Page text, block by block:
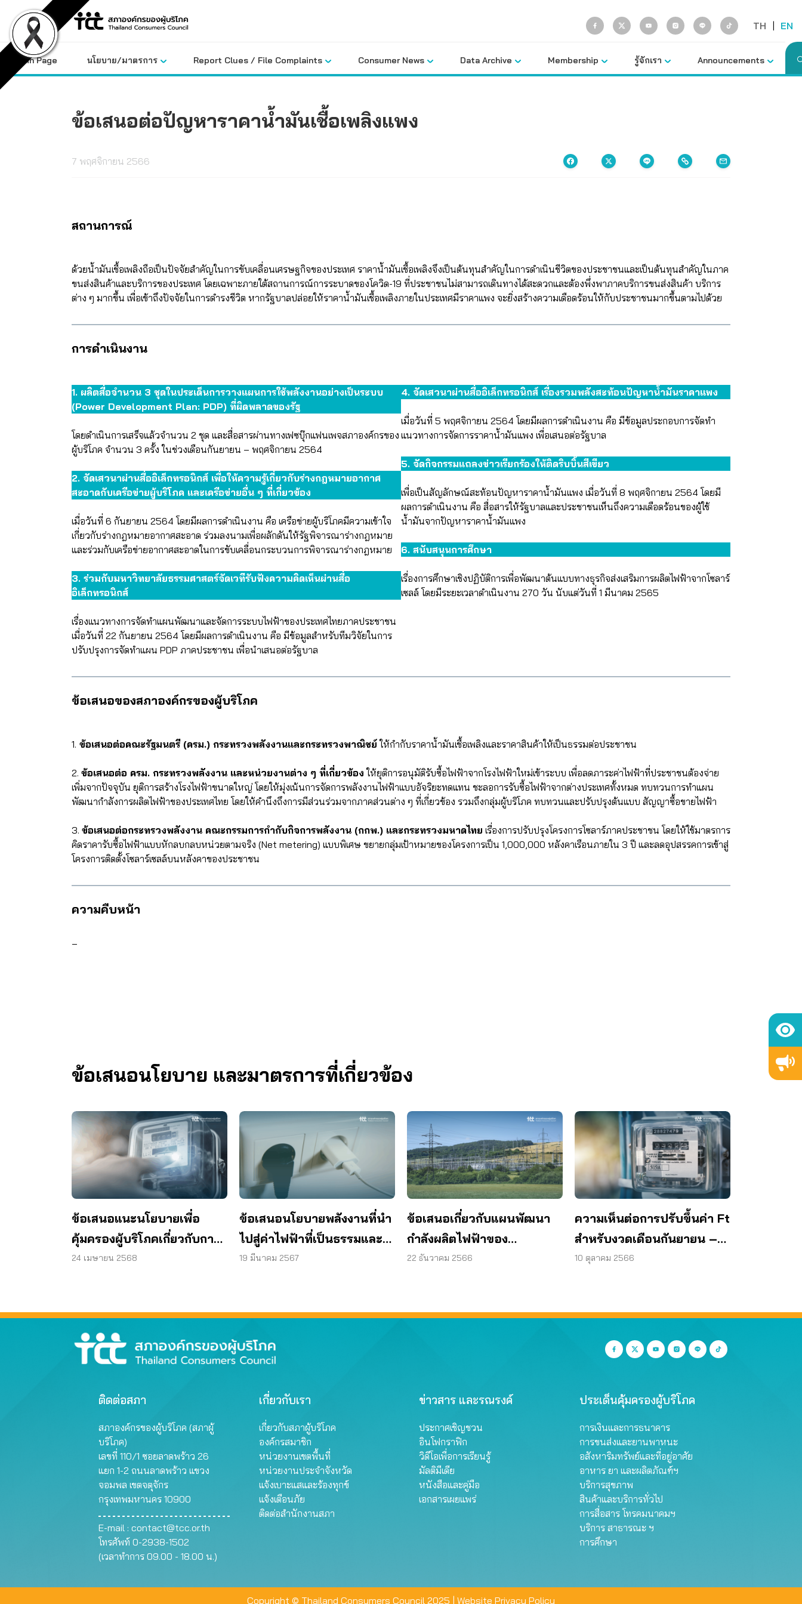
content
TH | EN
Main Page นโยบาย/มาตรการ Report Clues / File Complaints Consumer News Data Archive Membership รู้จักเรา Announcements
ข้อเสนอต่อปัญหาราคาน้ำมันเชื้อเพลิงแพง
7 พฤศจิกายน 2566
สถานการณ์
ด้วยน้ำมันเชื้อเพลิงถือเป็นปัจจัยสำคัญในการขับเคลื่อนเศรษฐกิจของประเทศ ราคาน้ำมันเชื้อเพลิงจึงเป็นต้นทุนสำคัญในการดำเนินชีวิตของประชาชนและเป็นต้นทุนสำคัญในภาค
ขนส่งสินค้าและบริการของประเทศ โดยเฉพาะภายใต้สถานการณ์การระบาดของโควิด-19 ที่ประชาชนไม่สามารถเดินทางได้สะดวกและต้องพึ่งพาภาคบริการขนส่งสินค้า บริการ
ต่าง ๆ มากขึ้น เพื่อเข้าถึงปัจจัยในการดำรงชีวิต หากรัฐบาลปล่อยให้ราคาน้ำมันเชื้อเพลิงภายในประเทศมีราคาแพง จะยิ่งสร้างความเดือดร้อนให้กับประชาชนมากขึ้นตามไปด้วย
การดำเนินงาน
1. ผลิตสื่อจำนวน 3 ชุดในประเด็นการวางแผนการใช้พลังงานอย่างเป็นระบบ
(Power Development Plan: PDP) ที่ผิดพลาดของรัฐ
โดยดำเนินการเสร็จแล้วจำนวน 2 ชุด และสื่อสารผ่านทางเฟซบุ๊กแฟนเพจสภาองค์กรของ
ผู้บริโภค จำนวน 3 ครั้ง ในช่วงเดือนกันยายน – พฤศจิกายน 2564
2. จัดเสวนาผ่านสื่ออิเล็กทรอนิกส์ เพื่อให้ความรู้เกี่ยวกับร่างกฎหมายอากาศ
สะอาดกับเครือข่ายผู้บริโภค และเครือข่ายอื่น ๆ ที่เกี่ยวข้อง
เมื่อวันที่ 6 กันยายน 2564 โดยมีผลการดำเนินงาน คือ เครือข่ายผู้บริโภคมีความเข้าใจ
เกี่ยวกับร่างกฎหมายอากาศสะอาด ร่วมลงนามเพื่อผลักดันให้รัฐพิจารณาร่างกฎหมาย
และร่วมกับเครือข่ายอากาศสะอาดในการขับเคลื่อนกระบวนการพิจารณาร่างกฎหมาย
3. ร่วมกับมหาวิทยาลัยธรรมศาสตร์จัดเวทีรับฟังความคิดเห็นผ่านสื่อ
อิเล็กทรอนิกส์
เรื่องแนวทางการจัดทำแผนพัฒนาและจัดการระบบไฟฟ้าของประเทศไทยภาคประชาชน
เมื่อวันที่ 22 กันยายน 2564 โดยมีผลการดำเนินงาน คือ มีข้อมูลสำหรับทีมวิจัยในการ
ปรับปรุงการจัดทำแผน PDP ภาคประชาชน เพื่อนำเสนอต่อรัฐบาล
4. จัดเสวนาผ่านสื่ออิเล็กทรอนิกส์ เรื่องรวมพลังสะท้อนปัญหาน้ำมันราคาแพง
เมื่อวันที่ 5 พฤศจิกายน 2564 โดยมีผลการดำเนินงาน คือ มีข้อมูลประกอบการจัดทำ
แนวทางการจัดการราคาน้ำมันแพง เพื่อเสนอต่อรัฐบาล
5. จัดกิจกรรมแถลงข่าวเรียกร้องให้ติดริบบิ้นสีเขียว
เพื่อเป็นสัญลักษณ์สะท้อนปัญหาราคาน้ำมันแพง เมื่อวันที่ 8 พฤศจิกายน 2564 โดยมี
ผลการดำเนินงาน คือ สื่อสารให้รัฐบาลและประชาชนเห็นถึงความเดือดร้อนของผู้ใช้
น้ำมันจากปัญหาราคาน้ำมันแพง
6. สนับสนุนการศึกษา
เรื่องการศึกษาเชิงปฏิบัติการเพื่อพัฒนาต้นแบบทางธุรกิจส่งเสริมการผลิตไฟฟ้าจากโซลาร์
เซลล์ โดยมีระยะเวลาดำเนินงาน 270 วัน นับแต่วันที่ 1 มีนาคม 2565
ข้อเสนอของสภาองค์กรของผู้บริโภค
1. ข้อเสนอต่อคณะรัฐมนตรี (ครม.) กระทรวงพลังงานและกระทรวงพาณิชย์ให้กำกับราคาน้ำมันเชื้อเพลิงและราคาสินค้าให้เป็นธรรมต่อประชาชน
2. ข้อเสนอต่อ ครม. กระทรวงพลังงาน และหน่วยงานต่าง ๆ ที่เกี่ยวข้อง ให้ยุติการอนุมัติรับซื้อไฟฟ้าจากโรงไฟฟ้าใหม่เข้าระบบ เพื่อลดภาระค่าไฟฟ้าที่ประชาชนต้องจ่าย
เพิ่มจากปัจจุบัน ยุติการสร้างโรงไฟฟ้าขนาดใหญ่ โดยให้มุ่งเน้นการจัดการพลังงานไฟฟ้าแบบอัจริยะทดแทน ชะลอการรับซื้อไฟฟ้าจากต่างประเทศทั้งหมด ทบทวนการทำแผน
พัฒนากำลังการผลิตไฟฟ้าของประเทศไทย โดยให้คำนึงถึงการมีส่วนร่วมจากภาคส่วนต่าง ๆ ที่เกี่ยวข้อง รวมถึงกลุ่มผู้บริโภค ทบทวนและปรับปรุงต้นแบบ สัญญาซื้อขายไฟฟ้า
3. ข้อเสนอต่อกระทรวงพลังงาน คณะกรรมการกำกับกิจการพลังงาน (กกพ.) และกระทรวงมหาดไทย เรื่องการปรับปรุงโครงการโซลาร์ภาคประชาชน โดยให้ใช้มาตรการ
คิดราคารับซื้อไฟฟ้าแบบหักลบกลบหน่วยตามจริง (Net metering) แบบพิเศษ ขยายกลุ่มเป้าหมายของโครงการเป็น 1,000,000 หลังคาเรือนภายใน 3 ปี และลดอุปสรรคการเข้าสู่
โครงการติดตั้งโซลาร์เซลล์บนหลังคาของประชาชน
ความคืบหน้า
–
ข้อเสนอนโยบาย และมาตรการที่เกี่ยวข้อง
ข้อเสนอแนะนโยบายเพื่อ
คุ้มครองผู้บริโภคเกี่ยวกับการ
แก้ไขปัญหาค่าไฟฟ้าแพง ปี
24 เมษายน 2568
ข้อเสนอนโยบายพลังงานที่นำ
ไปสู่ค่าไฟฟ้าที่เป็นธรรมและ
สร้างความยั่งยืน ปลดล็อกการ
19 มีนาคม 2567
ข้อเสนอเกี่ยวกับแผนพัฒนา
กำลังผลิตไฟฟ้าของ
ประเทศไทย พ.ศ. 2561 –
22 ธันวาคม 2566
ความเห็นต่อการปรับขึ้นค่า Ft
สำหรับงวดเดือนกันยายน –
ธันวาคม 2565
10 ตุลาคม 2566
ติดต่อสภา
สภาองค์กรของผู้บริโภค (สภาผู้
บริโภค)
เลขที่ 110/1 ซอยลาดพร้าว 26
แยก 1-2 ถนนลาดพร้าว แขวง
จอมพล เขตจตุจักร
กรุงเทพมหานคร 10900
E-mail : contact@tcc.or.th
โทรศัพท์ 0-2938-1502
(เวลาทำการ 09.00 - 18.00 น.)
เกี่ยวกับเรา
เกี่ยวกับสภาผู้บริโภค
องค์กรสมาชิก
หน่วยงานเขตพื้นที่
หน่วยงานประจำจังหวัด
แจ้งเบาะแสและร้องทุกข์
แจ้งเตือนภัย
ติดต่อสำนักงานสภา
ข่าวสาร และรณรงค์
ประกาศเชิญชวน
อินโฟกราฟิก
วิดีโอเพื่อการเรียนรู้
มัลติมีเดีย
หนังสือและคู่มือ
เอกสารเผยแพร่
ประเด็นคุ้มครองผู้บริโภค
การเงินและการธนาคาร
การขนส่งและยานพาหนะ
อสังหาริมทรัพย์และที่อยู่อาศัย
อาหาร ยา และผลิตภัณฑ์ฯ
บริการสุขภาพ
สินค้าและบริการทั่วไป
การสื่อสาร โทรคมนาคมฯ
บริการ สาธารณะ ฯ
การศึกษา
Copyright © Thailand Consumers Council 2025 | Website Privacy Policy